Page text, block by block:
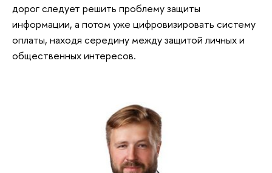
дорог следует решить проблему защиты
информации, а потом уже цифровизировать систему
оплаты, находя середину между защитой личных и
общественных интересов.